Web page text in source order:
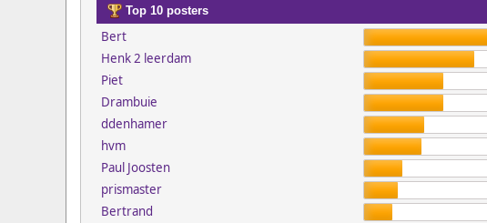
Top 10 posters
Bert
Henk 2 leerdam
Piet
Drambuie
ddenhamer
hvm
Paul Joosten
prismaster
Bertrand